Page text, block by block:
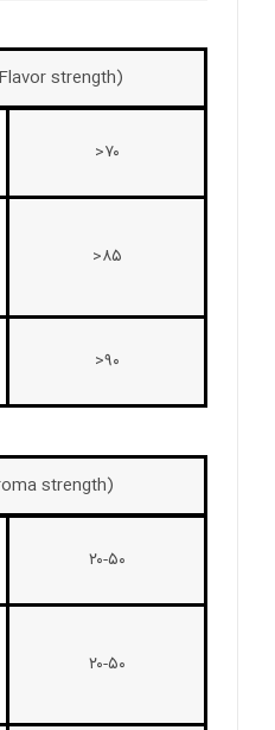
strength)
۷۰<
۸۵<
۹۰<
strength)
۲۰-۵۰
۲۰-۵۰